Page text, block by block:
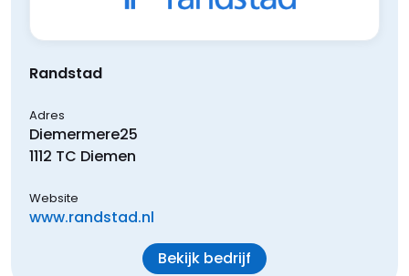
Randstad
Adres
Diemermere25
1112 TC Diemen
Website
www.randstad.nl
Bekijk bedrijf